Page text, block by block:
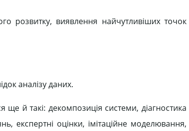
розвитку, виявлення найчутливіших точок
аналізу даних.
ще й такі: декомпозиція системи, діагностика
експертні оцінки, імітаційне моделювання,